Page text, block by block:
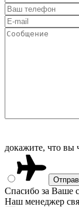
докажите, что вы
Спасибо за Ваше
Наш менеджер